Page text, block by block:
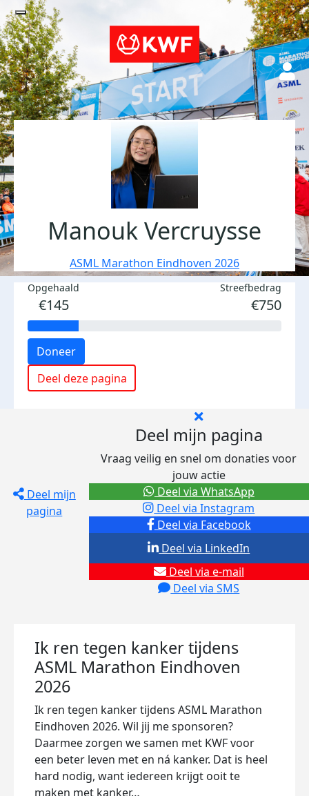
Manouk Vercruysse
ASML Marathon Eindhoven 2026
Opgehaald
€145
Streefbedrag
€750
Doneer
Deel deze pagina
Deel mijn
pagina
Deel mijn pagina
Vraag veilig en snel om donaties voor
jouw actie
Deel via Facebook
Deel via Instagram
Deel via e-mail
Deel via SMS
Deel via LinkedIn
Deel via WhatsApp
Ik ren tegen kanker tijdens
ASML Marathon Eindhoven
2026
Ik ren tegen kanker tijdens ASML Marathon
Eindhoven 2026. Wil jij me sponsoren?
Daarmee zorgen we samen met KWF voor
een beter leven met en ná kanker. Dat is heel
hard nodig, want iedereen krijgt ooit te
maken met kanker…